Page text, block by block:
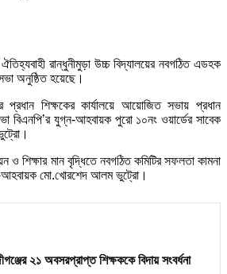
রান্ধুনীমুড়া উচ্চ বিদ্যালয়ের নবগঠিত এডহক
অনুষ্ঠিত হয়েছে।
প্রধান শিক্ষকের কার্যালয়ে আয়োজিত সভায় প্রধান
বিএনপি’র যুগ্ন-আহবায়ক পুরো ১০নং ওয়ার্ডের সাবেক
ও শিক্ষার মান বৃদ্ধিতে নবগঠিত কমিটির সফলতা কামনা
আহবায়ক মো.খোরশেদ আলম ভুট্রো।
২১ অবসরপ্রাপ্ত শিক্ষককে বিদায় সংবর্ধনা